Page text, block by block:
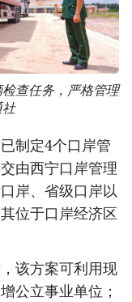
查任务，严格管理
制定4个口岸管
由西宁口岸管理
岸、省级口岸以
位于口岸经济区
该方案可利用现
公立事业单位；